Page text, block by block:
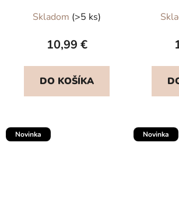
Skladom (>5 ks)
10,99 €
DO KOŠÍKA
Novinka Novinka